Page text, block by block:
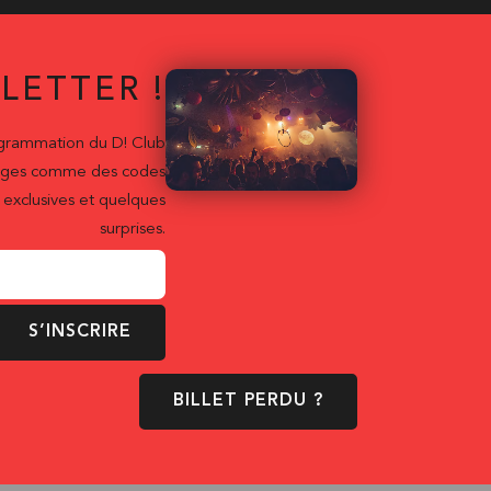
!
du D! Club
comme des codes
et quelques
surprises.
S’INSCRIRE
BILLET PERDU ?